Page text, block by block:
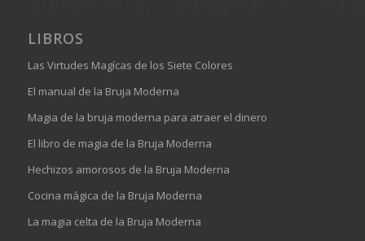
LIBROS
Las Virtudes Magícas de los Siete Colores
El manual de la Bruja Moderna
Magia de la bruja moderna para atraer el dinero
El libro de magia de la Bruja Moderna
Hechizos amorosos de la Bruja Moderna
Cocina mágica de la Bruja Moderna
La magia celta de la Bruja Moderna